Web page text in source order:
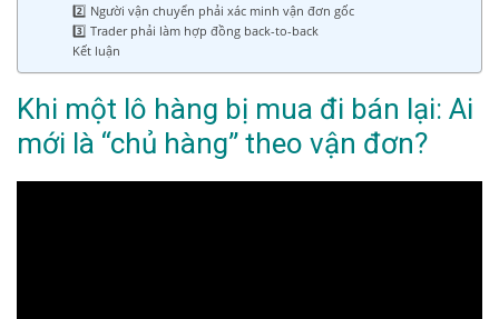
2️⃣ Người vận chuyển phải xác minh vận đơn gốc
3️⃣ Trader phải làm hợp đồng back-to-back
Kết luận
Khi một lô hàng bị mua đi bán lại: Ai
mới là “chủ hàng” theo vận đơn?